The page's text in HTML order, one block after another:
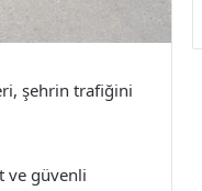
şehrin trafiğini
ve güvenli